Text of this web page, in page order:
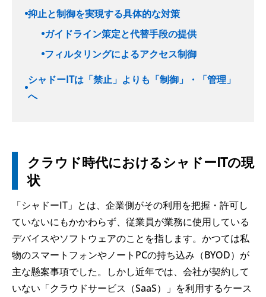
抑止と制御を実現する具体的な対策
ガイドライン策定と代替手段の提供
フィルタリングによるアクセス制御
シャドーITは「禁止」よりも「制御」・「管理」
へ
クラウド時代におけるシャドーITの現
状
「シャドーIT」とは、企業側がその利用を把握・許可し
ていないにもかかわらず、従業員が業務に使用している
デバイスやソフトウェアのことを指します。かつては私
物のスマートフォンやノートPCの持ち込み（BYOD）が
主な懸案事項でした。しかし近年では、会社が契約して
いない「クラウドサービス（SaaS）」を利用するケース